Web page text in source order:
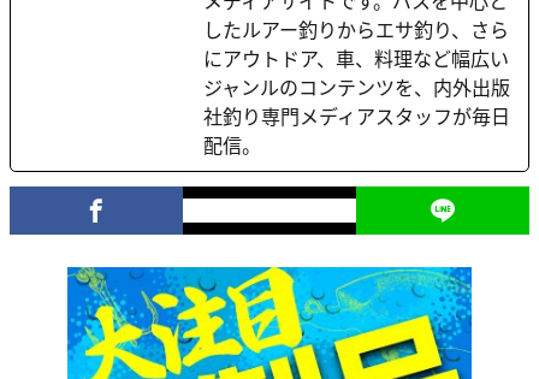
したルアー釣りからエサ釣り、さら
にアウトドア、車、料理など幅広い
ジャンルのコンテンツを、内外出版
社釣り専門メディアスタッフが毎日
配信。